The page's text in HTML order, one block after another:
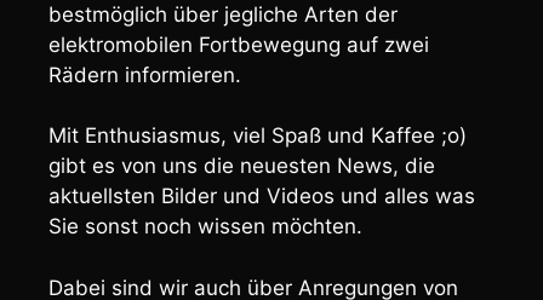
bestmöglich über jegliche Arten der
elektromobilen Fortbewegung auf zwei
Rädern informieren.
Mit Enthusiasmus, viel Spaß und Kaffee ;o)
gibt es von uns die neuesten News, die
aktuellsten Bilder und Videos und alles was
Sie sonst noch wissen möchten.
Dabei sind wir auch über Anregungen von